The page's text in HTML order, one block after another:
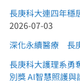
長庚科大連四年穩
2026-07-03
深化永續醫療 長
長庚科大護理系勇
別獎 AI智慧照護